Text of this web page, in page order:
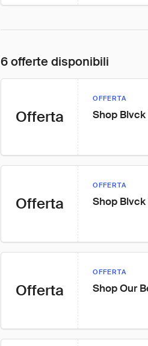
6 offerte disponibili
Offerta
OFFERTA
Shop
Offerta
OFFERTA
Shop Blvck
Offerta
OFFERTA
Shop Our